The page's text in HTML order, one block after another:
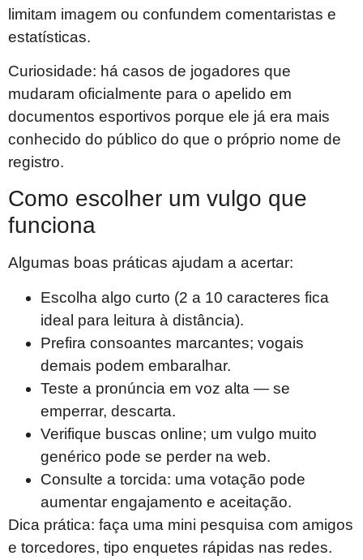
limitam imagem ou confundem comentaristas e
estatísticas.
Curiosidade: há casos de jogadores que
mudaram oficialmente para o apelido em
documentos esportivos porque ele já era mais
conhecido do público do que o próprio nome de
registro.
Como escolher um vulgo que
funciona
Algumas boas práticas ajudam a acertar:
Escolha algo curto (2 a 10 caracteres fica
ideal para leitura à distância).
Prefira consoantes marcantes; vogais
demais podem embaralhar.
Teste a pronúncia em voz alta — se
emperrar, descarta.
Verifique buscas online; um vulgo muito
genérico pode se perder na web.
Consulte a torcida: uma votação pode
aumentar engajamento e aceitação.
Dica prática: faça uma mini pesquisa com amigos
e torcedores, tipo enquetes rápidas nas redes.